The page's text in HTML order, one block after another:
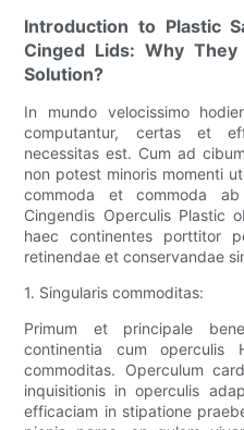
Introduction to Plastic
Cinged Lids: Why
Solution?
In mundo velocissimo
computantur, certas et
necessitas est. Cum ad
non potest minoris momenti
commoda et commoda
Cingendis Operculis Plastic
haec continentes porttitor
retinendae et conservandae
1. Singularis commoditas:
Primum et principale
continentia cum operculis
commoditas. Operculum
inquisitionis in operculis
efficaciam in stipatione